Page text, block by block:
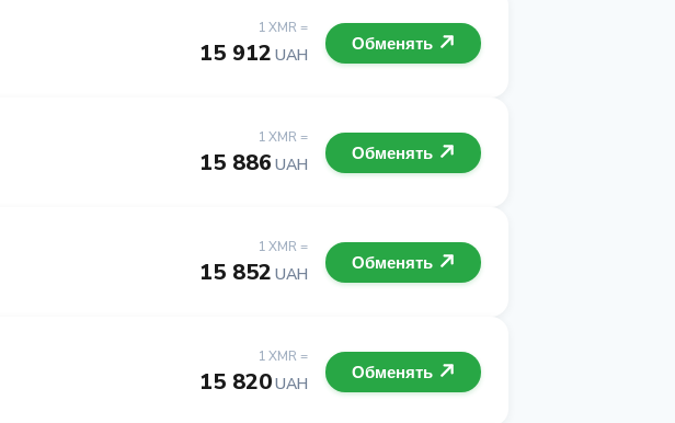
1 XMR =
15 912 UAH
Обменять
1 XMR =
15 886 UAH
Обменять
1 XMR =
15 852 UAH
Обменять
1 XMR =
15 820UAH
Обменять